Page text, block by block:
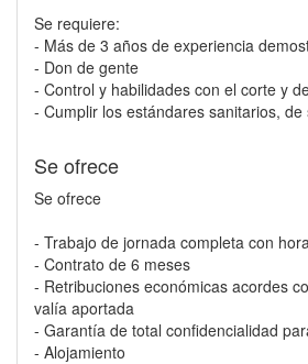
Se requiere:
- Más de 3 años de experiencia
- Don de gente
- Control y habilidades con el corte y
- Cumplir los estándares sanitarios,
Se ofrece
Se ofrece
- Trabajo de jornada completa con
- Contrato de 6 meses
- Retribuciones económicas acordes
valía aportada
- Garantía de total confidencialidad
- Alojamiento